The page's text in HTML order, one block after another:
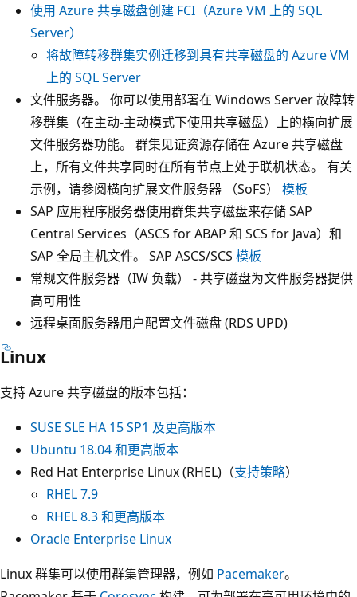
使用 Azure 共享磁盘创建 FCI（Azure VM 上的 SQL
Server）
将故障转移群集实例迁移到具有共享磁盘的 Azure VM
上的 SQL Server
文件服务器。 你可以使用部署在 Windows Server 故障转
移群集（在主动-主动模式下使用共享磁盘）上的横向扩展
文件服务器功能。 群集见证资源存储在 Azure 共享磁盘
上，所有文件共享同时在所有节点上处于联机状态。 有关
示例，请参阅横向扩展文件服务器 （SoFS） 模板
SAP 应用程序服务器使用群集共享磁盘来存储 SAP
Central Services（ASCS for ABAP 和 SCS for Java）和
SAP 全局主机文件。 SAP ASCS/SCS 模板
常规文件服务器（IW 负载） - 共享磁盘为文件服务器提供
高可用性
远程桌面服务器用户配置文件磁盘 (RDS UPD)
Linux
支持 Azure 共享磁盘的版本包括：
SUSE SLE HA 15 SP1 及更高版本
Ubuntu 18.04 和更高版本
Red Hat Enterprise Linux (RHEL)（支持策略）
RHEL 7.9
RHEL 8.3 和更高版本
Oracle Enterprise Linux
Linux 群集可以使用群集管理器，例如 Pacemaker。